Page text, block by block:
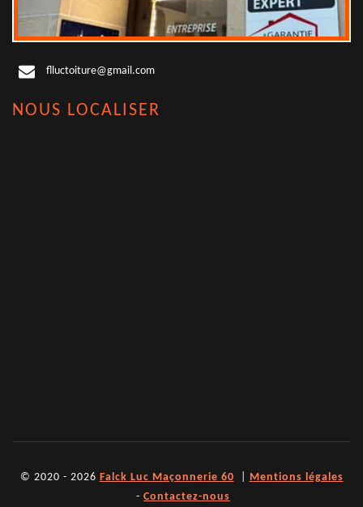
flluctoiture@gmail.com
NOUS LOCALISER
© 2020 - 2026 Falck Luc Maçonnerie 60
Mentions légales
- Contactez-nous